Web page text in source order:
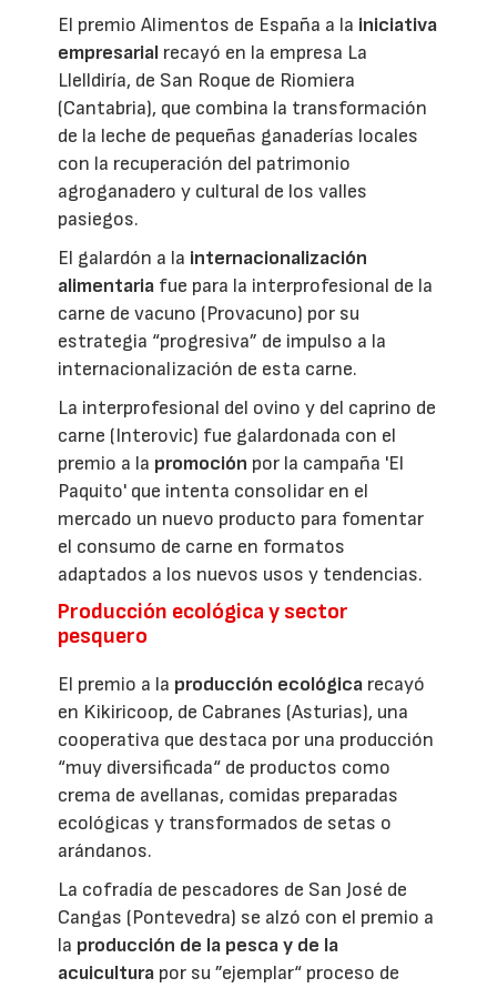
El premio Alimentos de España a la iniciativa
empresarial recayó en la empresa La
Llelldiría, de San Roque de Riomiera
(Cantabria), que combina la transformación
de la leche de pequeñas ganaderías locales
con la recuperación del patrimonio
agroganadero y cultural de los valles
pasiegos.
El galardón a la internacionalización
alimentaria fue para la interprofesional de la
carne de vacuno (Provacuno) por su
estrategia “progresiva” de impulso a la
internacionalización de esta carne.
La interprofesional del ovino y del caprino de
carne (Interovic) fue galardonada con el
premio a la promoción por la campaña 'El
Paquito' que intenta consolidar en el
mercado un nuevo producto para fomentar
el consumo de carne en formatos
adaptados a los nuevos usos y tendencias.
Producción ecológica y sector
pesquero
El premio a la producción ecológica recayó
en Kikiricoop, de Cabranes (Asturias), una
cooperativa que destaca por una producción
“muy diversificada“ de productos como
crema de avellanas, comidas preparadas
ecológicas y transformados de setas o
arándanos.
La cofradía de pescadores de San José de
Cangas (Pontevedra) se alzó con el premio a
la producción de la pesca y de la
acuicultura por su ”ejemplar“ proceso de